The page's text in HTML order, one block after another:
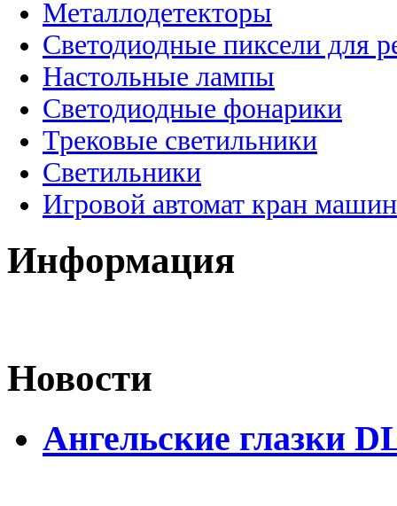
Металлодетекторы
Светодиодные пиксели для
Настольные лампы
Светодиодные фонарики
Трековые светильники
Светильники
Игровой автомат кран
Информация
Новости
Ангельские глазки